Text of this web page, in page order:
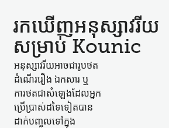
រកឃើញ​អនុស្សាវរីយ​
សម្រាប់ Kounic
អនុស្សាវរីយ​អាច​ជា​រូបថត
ដំណើររឿង ឯកសារ ឬ​
ការថត​ជា​សំឡេង​ដែល​អ្នក
ប្រើប្រាស់​ដទៃទៀត​បាន​
ដាក់​បញ្ចូល​ទៅក្នុង​